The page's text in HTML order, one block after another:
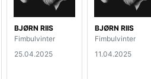
BJØRN RIIS
Fimbulvinter
25.04.2025
BJØRN RIIS
Fimbulvinter
11.04.2025